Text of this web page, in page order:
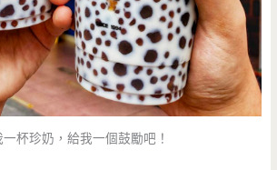
杯珍奶，給我一個鼓勵吧！